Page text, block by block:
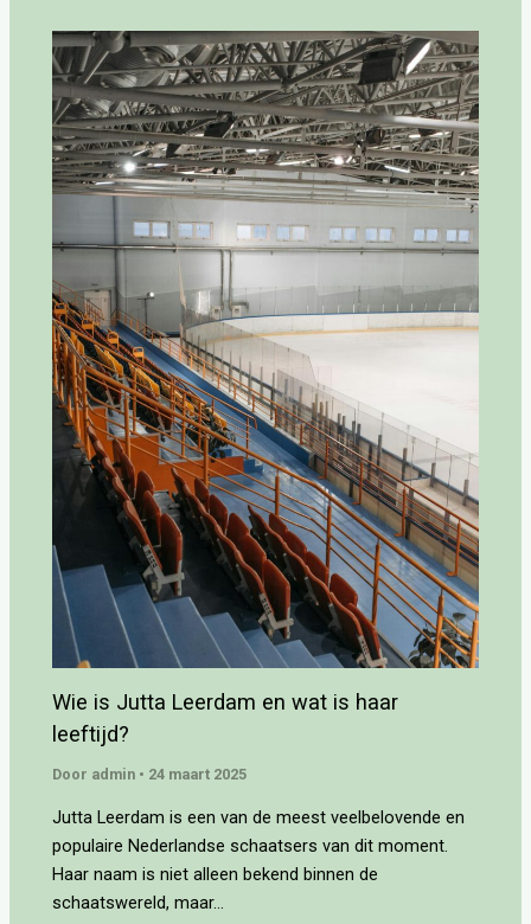
Wie is Jutta Leerdam en wat is haar
leeftijd?
Door admin • 24 maart 2025
Jutta Leerdam is een van de meest veelbelovende en
populaire Nederlandse schaatsers van dit moment.
Haar naam is niet alleen bekend binnen de
schaatswereld, maar…